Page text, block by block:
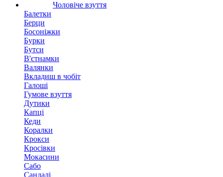
Чоловіче взуття
Балетки
Берци
Босоніжки
Бурки
Бутси
В'єтнамки
Валянки
Вкладиш в чобіт
Галоші
Гумове взуття
Дутики
Капці
Кеди
Коралки
Крокси
Кросівки
Мокасини
Сабо
Сандалі